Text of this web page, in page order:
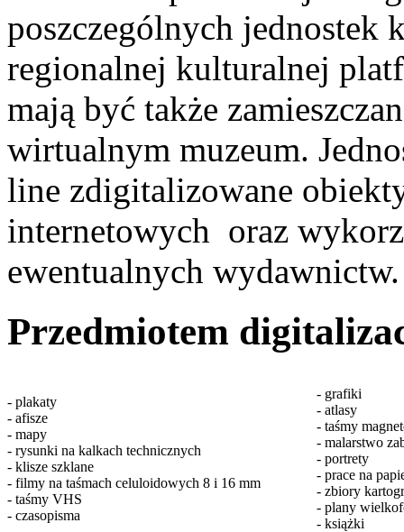
poszczególnych
regionalnej kulturalnej
mają być także
wirtualnym muzeum.
line zdigitalizowane
internetowych oraz
ewentualnych wydawnictw.
Przedmiotem
- plakaty
- afisze
- mapy
- rysunki na kalkach technicznych
- klisze szklane
- filmy na taśmach celuloidowych 8 i 16 mm
- taśmy VHS
- czasopisma
- grafiki
- atlasy
- taśmy
- malarstwo
- portrety
- prace na
- zbiory
- plany
- książki